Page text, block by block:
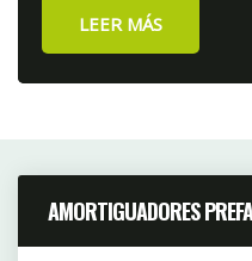
LEER MÁS
AMORTIGUADORES